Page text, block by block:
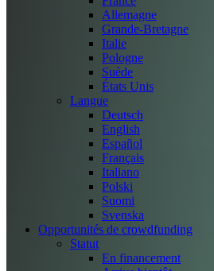
Allemagne
Grande-Bretagne
Italie
Pologne
Suède
États Unis
Langue
Deutsch
English
Español
Français
Italiano
Polski
Suomi
Svenska
Opportunités de crowdfunding
Statut
En financement